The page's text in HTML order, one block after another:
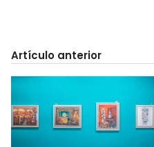
Artículo anterior